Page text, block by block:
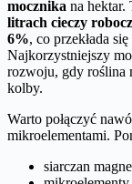
mocznika na hektar.
litrach cieczy
6%, co przekłada się
Najkorzystniejszy
rozwoju, gdy roślina
kolby.
Warto połączyć
mikroelementami.
siarczan